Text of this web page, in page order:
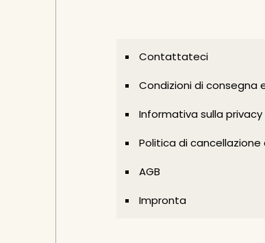
Contattateci
Condizioni di consegna
Informativa sulla privacy
Politica di
AGB
Impronta